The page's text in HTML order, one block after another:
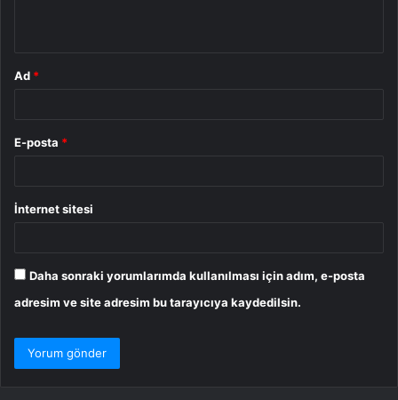
Ad *
E-posta *
İnternet sitesi
Daha sonraki yorumlarımda kullanılması için adım, e-posta
adresim ve site adresim bu tarayıcıya kaydedilsin.